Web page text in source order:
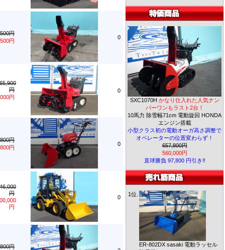
円
円
0
円
円
0
円
円
0
円
円
0
円
SXC1070H かなり仕入れた人気ナン
バーワンもラスト2台！
10馬力 除雪幅71cm 電動旋回 HONDA
エンジン搭載
小型クラス初の電動オーガ高さ調整で
オペレーターの位置変わらず！
657,800円
560,000円
直球勝負 97,800 円引き!!
1位.
ER-802DX sasaki 電動ラッセル